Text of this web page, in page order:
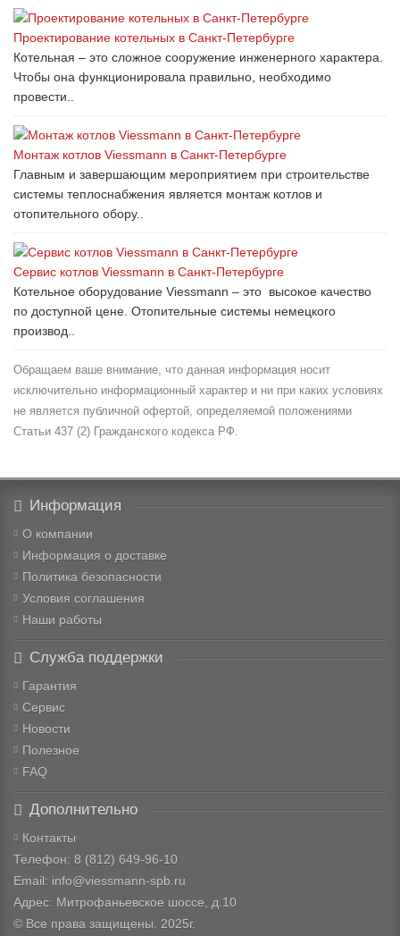
Проектирование котельных в Санкт-Петербурге
Котельная – это сложное сооружение инженерного характера.
Чтобы она функционировала правильно, необходимо
провести..
Монтаж котлов Viessmann в Санкт-Петербурге
Главным и завершающим мероприятием при строительстве
системы теплоснабжения является монтаж котлов и
отопительного обору..
Сервис котлов Viessmann в Санкт-Петербурге
Котельное оборудование Viessmann – это высокое качество
по доступной цене. Отопительные системы немецкого
производ..
Обращаем ваше внимание, что данная информация носит
исключительно информационный характер и ни при каких условиях
не является публичной офертой, определяемой положениями
Статьи 437 (2) Гражданского кодекса РФ.
Информация
О компании
Информация о доставке
Политика безопасности
Условия соглашения
Наши работы
Служба поддержки
Гарантия
Сервис
Новости
Полезное
FAQ
Дополнительно
Контакты
Телефон: 8 (812) 649-96-10
Email: info@viessmann-spb.ru
Адрес: Митрофаньевское шоссе, д.10
© Все права защищены. 2025г.